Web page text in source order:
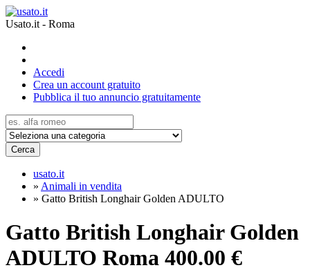
Usato.it - Roma
Accedi
Crea un account gratuito
Pubblica il tuo annuncio gratuitamente
Cerca
usato.it
» Animali in vendita
» Gatto British Longhair Golden ADULTO
Gatto British Longhair Golden
ADULTO Roma 400.00 €